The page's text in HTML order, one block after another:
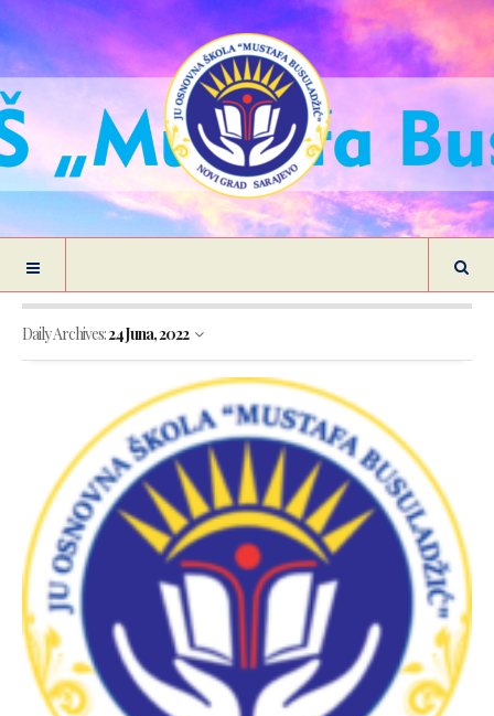
Daily Archives:24 Juna, 2022